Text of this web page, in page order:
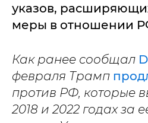
указов,
меры в отношении
Как ранее сообщал
февраля Трамп
против РФ, которые
2018 и 2022 годах за